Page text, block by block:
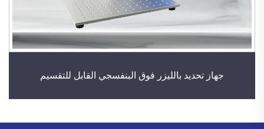
جهاز تحديد بالليزر فوق البنفسجي القابل للتقسيم